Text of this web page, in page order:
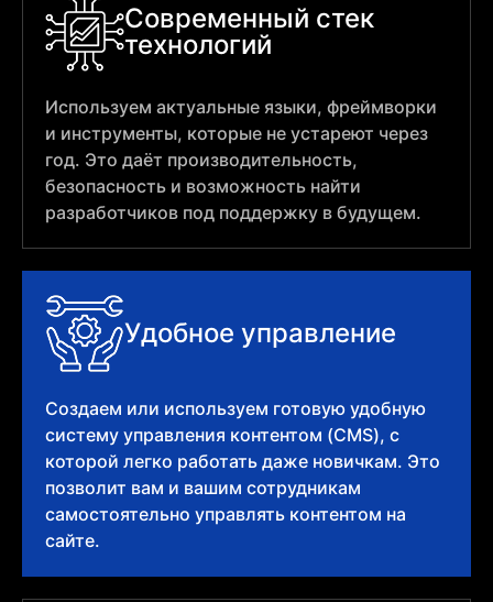
Современный стек
технологий
Используем актуальные языки, фреймворки
и инструменты, которые не устареют через
год. Это даёт производительность,
безопасность и возможность найти
разработчиков под поддержку в будущем.
Удобное управление
Создаем или используем готовую удобную
систему управления контентом (CMS), с
которой легко работать даже новичкам. Это
позволит вам и вашим сотрудникам
самостоятельно управлять контентом на
сайте.